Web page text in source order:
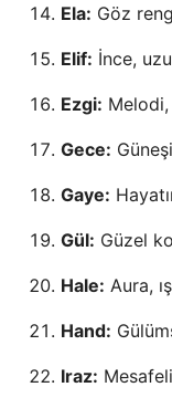
Ela: Göz
Elif: İnce,
Ezgi: Melodi,
Gece:
Gaye:
Gül: Güzel
Hale: Aura,
Hand:
Iraz: